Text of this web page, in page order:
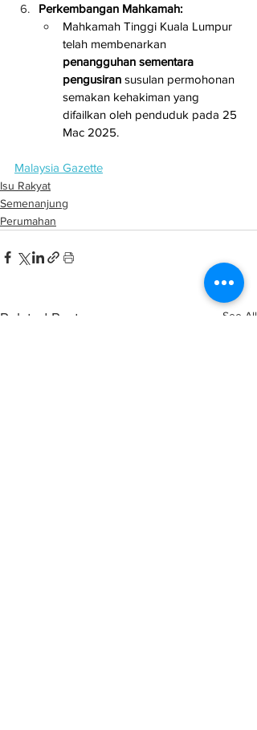
Perkembangan Mahkamah:
Mahkamah Tinggi Kuala Lumpur
telah membenarkan
penangguhan sementara
pengusiran susulan permohonan
semakan kehakiman yang
difailkan oleh penduduk pada 25
Mac 2025.
Malaysia Gazette
Isu Rakyat
Semenanjung
Perumahan
Related Posts See All